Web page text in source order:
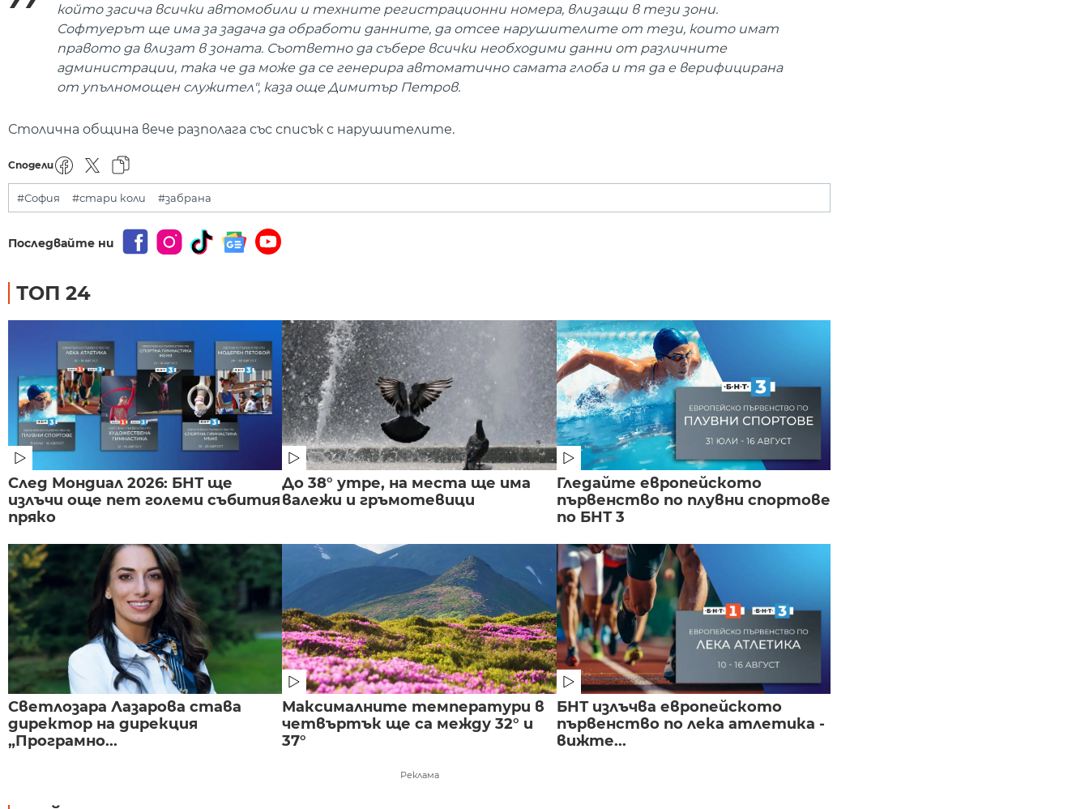
който засича всички автомобили и техните регистрационни номера, влизащи в тези зони.
Софтуерът ще има за задача да обработи данните, да отсее нарушителите от тези, които имат
правото да влизат в зоната. Съответно да събере всички необходими данни от различните
администрации, така че да може да се генерира автоматично самата глоба и тя да е верифицирана
от упълномощен служител", каза още Димитър Петров.
Столична община вече разполага със списък с нарушителите.
Сподели
#София #стари коли #забрана
Последвайте ни
ТОП 24
След Мондиал 2026: БНТ ще
излъчи още пет големи събития
пряко
До 38° утре, на места ще има
валежи и гръмотевици
Гледайте европейското
първенство по плувни спортове
по БНТ 3
Светлозара Лазарова става
директор на дирекция
„Програмно...
Максималните температури в
четвъртък ще са между 32° и
37°
БНТ излъчва европейското
първенство по лека атлетика -
вижте...
Реклама